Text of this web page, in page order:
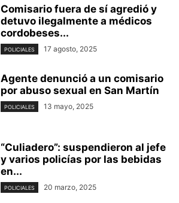
Comisario fuera de sí agredió y
detuvo ilegalmente a médicos
cordobeses...
POLICIALES 17 agosto, 2025
Agente denunció a un comisario
por abuso sexual en San Martín
POLICIALES 13 mayo, 2025
“Culiadero”: suspendieron al jefe
y varios policías por las bebidas
en...
POLICIALES 20 marzo, 2025